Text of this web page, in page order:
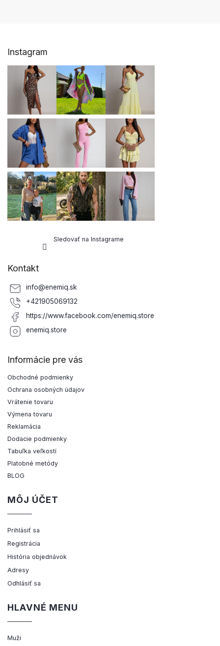
Instagram
Sledovať na Instagrame
Kontakt
info@enemiq.sk
+421905069132
https://www.facebook.com/enemiq.store
enemiq.store
Informácie pre vás
Obchodné podmienky
Ochrana osobných údajov
Vrátenie tovaru
Výmena tovaru
Reklamácia
Dodacie podmienky
Tabuľka veľkostí
Platobné metódy
BLOG
MÔJ ÚČET
Prihlásiť sa
Registrácia
História objednávok
Adresy
Odhlásiť sa
HLAVNÉ MENU
Muži